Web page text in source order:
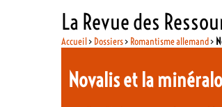
La Revue des
Accueil> Dossiers> Romantisme allemand>
Novalis et la